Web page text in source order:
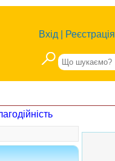
Вхід Реєстрація